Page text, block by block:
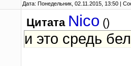
Дата: Понедельник, 02.11.2015, 13:50 |
Цитата Nico ()
и это средь